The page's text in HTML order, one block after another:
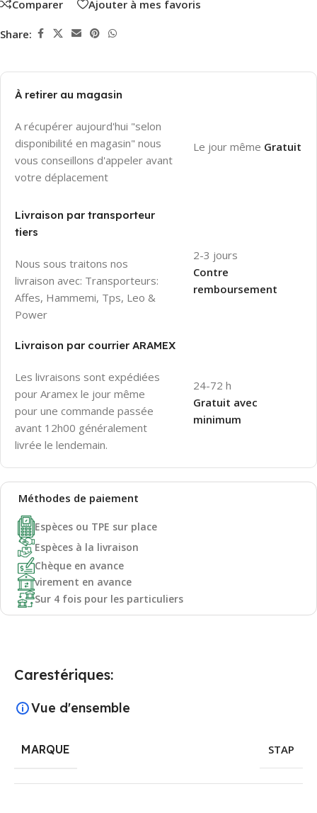
Comparer Ajouter à mes favoris
Share:
À retirer au magasin
A récupérer aujourd'hui "selon
disponibilité en magasin" nous
vous conseillons d'appeler avant
votre déplacement
Le jour même Gratuit
Livraison par transporteur
tiers
Nous sous traitons nos
livraison avec: Transporteurs:
Affes, Hammemi, Tps, Leo &
Power
2-3 jours
Contre
remboursement
Livraison par courrier ARAMEX
Les livraisons sont expédiées
pour Aramex le jour même
pour une commande passée
avant 12h00 généralement
livrée le lendemain.
24-72 h
Gratuit avec
minimum
Méthodes de paiement
Espèces ou TPE sur place
Espèces à la livraison
Chèque en avance
virement en avance
Sur 4 fois pour les particuliers
Carestériques:
Vue d'ensemble
MARQUE STAP